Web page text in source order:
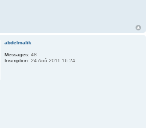
abdelmalik
Messages: 48
Inscription: 24 Aoû 2011 16:24